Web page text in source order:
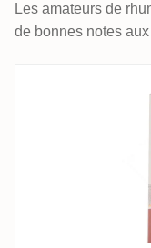
Les amateurs de
de bonnes notes
Bologne La